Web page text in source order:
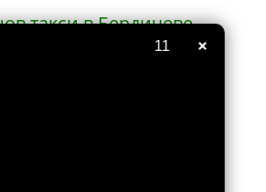
такси в Бердичеве
такси в Бердянске
такси в Берегово
такси в Бережанах
такси в Березани
×
10